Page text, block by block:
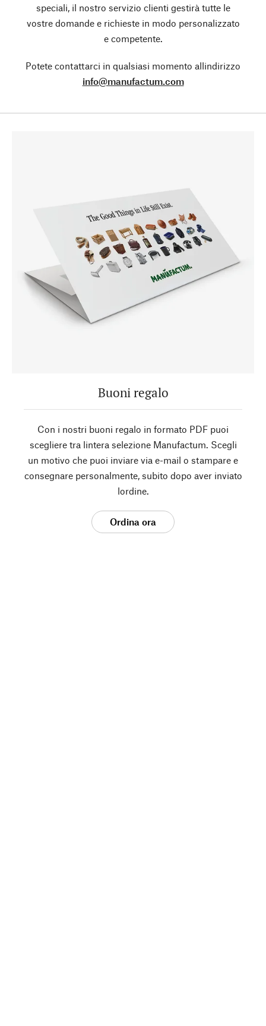
speciali, il nostro servizio clienti gestirà tutte le
vostre domande e richieste in modo personalizzato
e competente.
Potete contattarci in qualsiasi momento allindirizzo
info@manufactum.com
Buoni regalo
Con i nostri buoni regalo in formato PDF puoi
scegliere tra lintera selezione Manufactum. Scegli
un motivo che puoi inviare via e-mail o stampare e
consegnare personalmente, subito dopo aver inviato
lordine.
Ordina ora